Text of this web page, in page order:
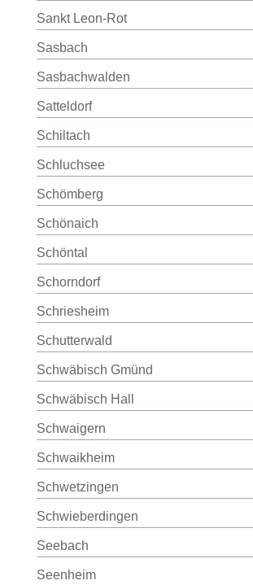
Sankt Leon-Rot
Sasbach
Sasbachwalden
Satteldorf
Schiltach
Schluchsee
Schömberg
Schönaich
Schöntal
Schorndorf
Schriesheim
Schutterwald
Schwäbisch Gmünd
Schwäbisch Hall
Schwaigern
Schwaikheim
Schwetzingen
Schwieberdingen
Seebach
Seenheim